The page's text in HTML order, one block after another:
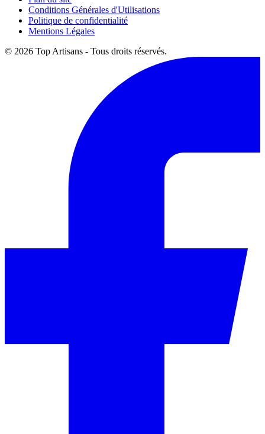
Conditions Générales d'Utilisations
Politique de confidentialité
Mentions Légales
© 2026 Top Artisans - Tous droits réservés.